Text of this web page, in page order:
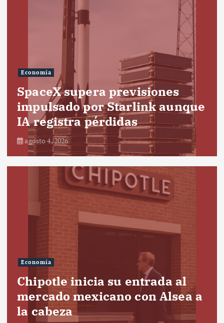
Economía
SpaceX supera previsiones
impulsado por Starlink aunque
IA registra pérdidas
agosto 4, 2026
Economía
Chipotle inicia su entrada al
mercado mexicano con Alsea a
la cabeza